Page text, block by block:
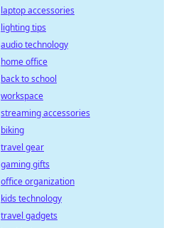
laptop accessories
lighting tips
audio technology
home office
back to school
workspace
streaming accessories
biking
travel gear
gaming gifts
office organization
kids technology
travel gadgets